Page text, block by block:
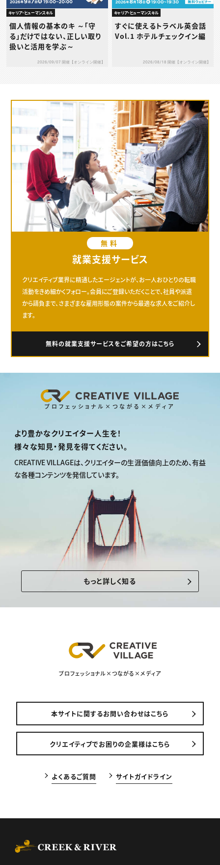
キャリア・ヒューマンスキル
個人情報の基本のキ ～「守
る」だけではない、正しい取り
扱いと活用を学ぶ～
2026/09/07 開催【オンライン開催】
キャリア・ヒューマンスキル
すぐに使えるトラベル英会話
Vol.1 ホテルチェックイン編
2026/08/18 開催【オンライン開催】
無料
就業支援サービス
クリエイティブ業界に精通したエージェントが、お一人おひとりの転職
活動をきめ細かくフォロー。会員にご登録いただくことで、社員や派遣
から請負まで、さまざまな雇用形態の案件から最適な求人をご紹介し
ます。
無料の就業支援サービスをご希望の方はこちら
プロフェッショナル×つながる×メディア
より豊かなクリエイター人生を！
様々な知見・発見を得てください。
CREATIVE VILLAGEは、クリエイターの生涯価値向上のため、有益
な各種コンテンツを発信しています。
もっと詳しく知る
プロフェッショナル×つながる×メディア
本サイトに関するお問い合わせはこちら
クリエイティブでお困りの企業様はこちら
よくあるご質問 サイトガイドライン